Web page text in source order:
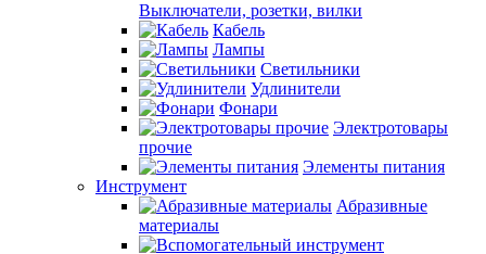
Выключатели, розетки, вилки
Кабель
Лампы
Светильники
Удлинители
Фонари
Электротовары
прочие
Элементы питания
Инструмент
Абразивные
материалы